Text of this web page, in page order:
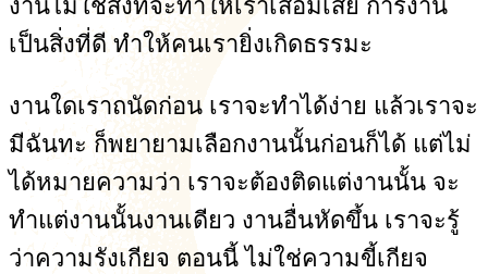
งานไม่ใช่สิ่งที่จะทำให้เราเสื่อมเสีย การงาน
เป็นสิ่งที่ดี ทำให้คนเรายิ่งเกิดธรรมะ
งานใดเราถนัดก่อน เราจะทำได้ง่าย แล้วเราจะ
มีฉันทะ ก็พยายามเลือกงานนั้นก่อนก็ได้ แต่ไม่
ได้หมายความว่า เราจะต้องติดแต่งานนั้น จะ
ทำแต่งานนั้นงานเดียว งานอื่นหัดขึ้น เราจะรู้
ว่าความรังเกียจ ตอนนี้ ไม่ใช่ความขี้เกียจ